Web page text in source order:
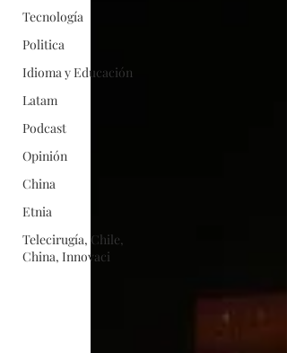
Tecnología
Politica
Idioma y Educación
Latam
Podcast
Opinión
China
Etnia
Telecirugía, Chile,
China, Innovaci